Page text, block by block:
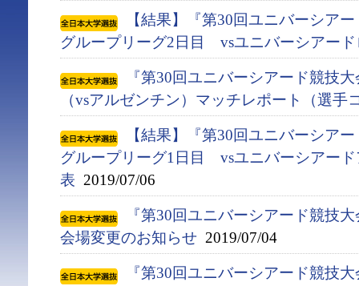
【結果】『第30回ユニバーシア
グループリーグ2日目 vsユニバーシアード
『第30回ユニバーシアード競技
（vsアルゼンチン）マッチレポート（選手
【結果】『第30回ユニバーシア
グループリーグ1日目 vsユニバーシアー
表 2019/07/06
『第30回ユニバーシアード競技
会場変更のお知らせ 2019/07/04
『第30回ユニバーシアード競技